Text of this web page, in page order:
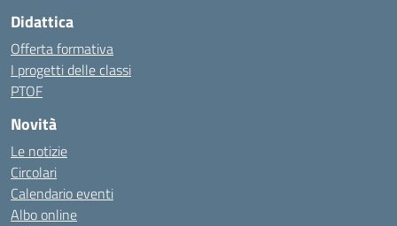
Didattica
Offerta formativa
I progetti delle classi
PTOF
Novità
Le notizie
Circolari
Calendario eventi
Albo online